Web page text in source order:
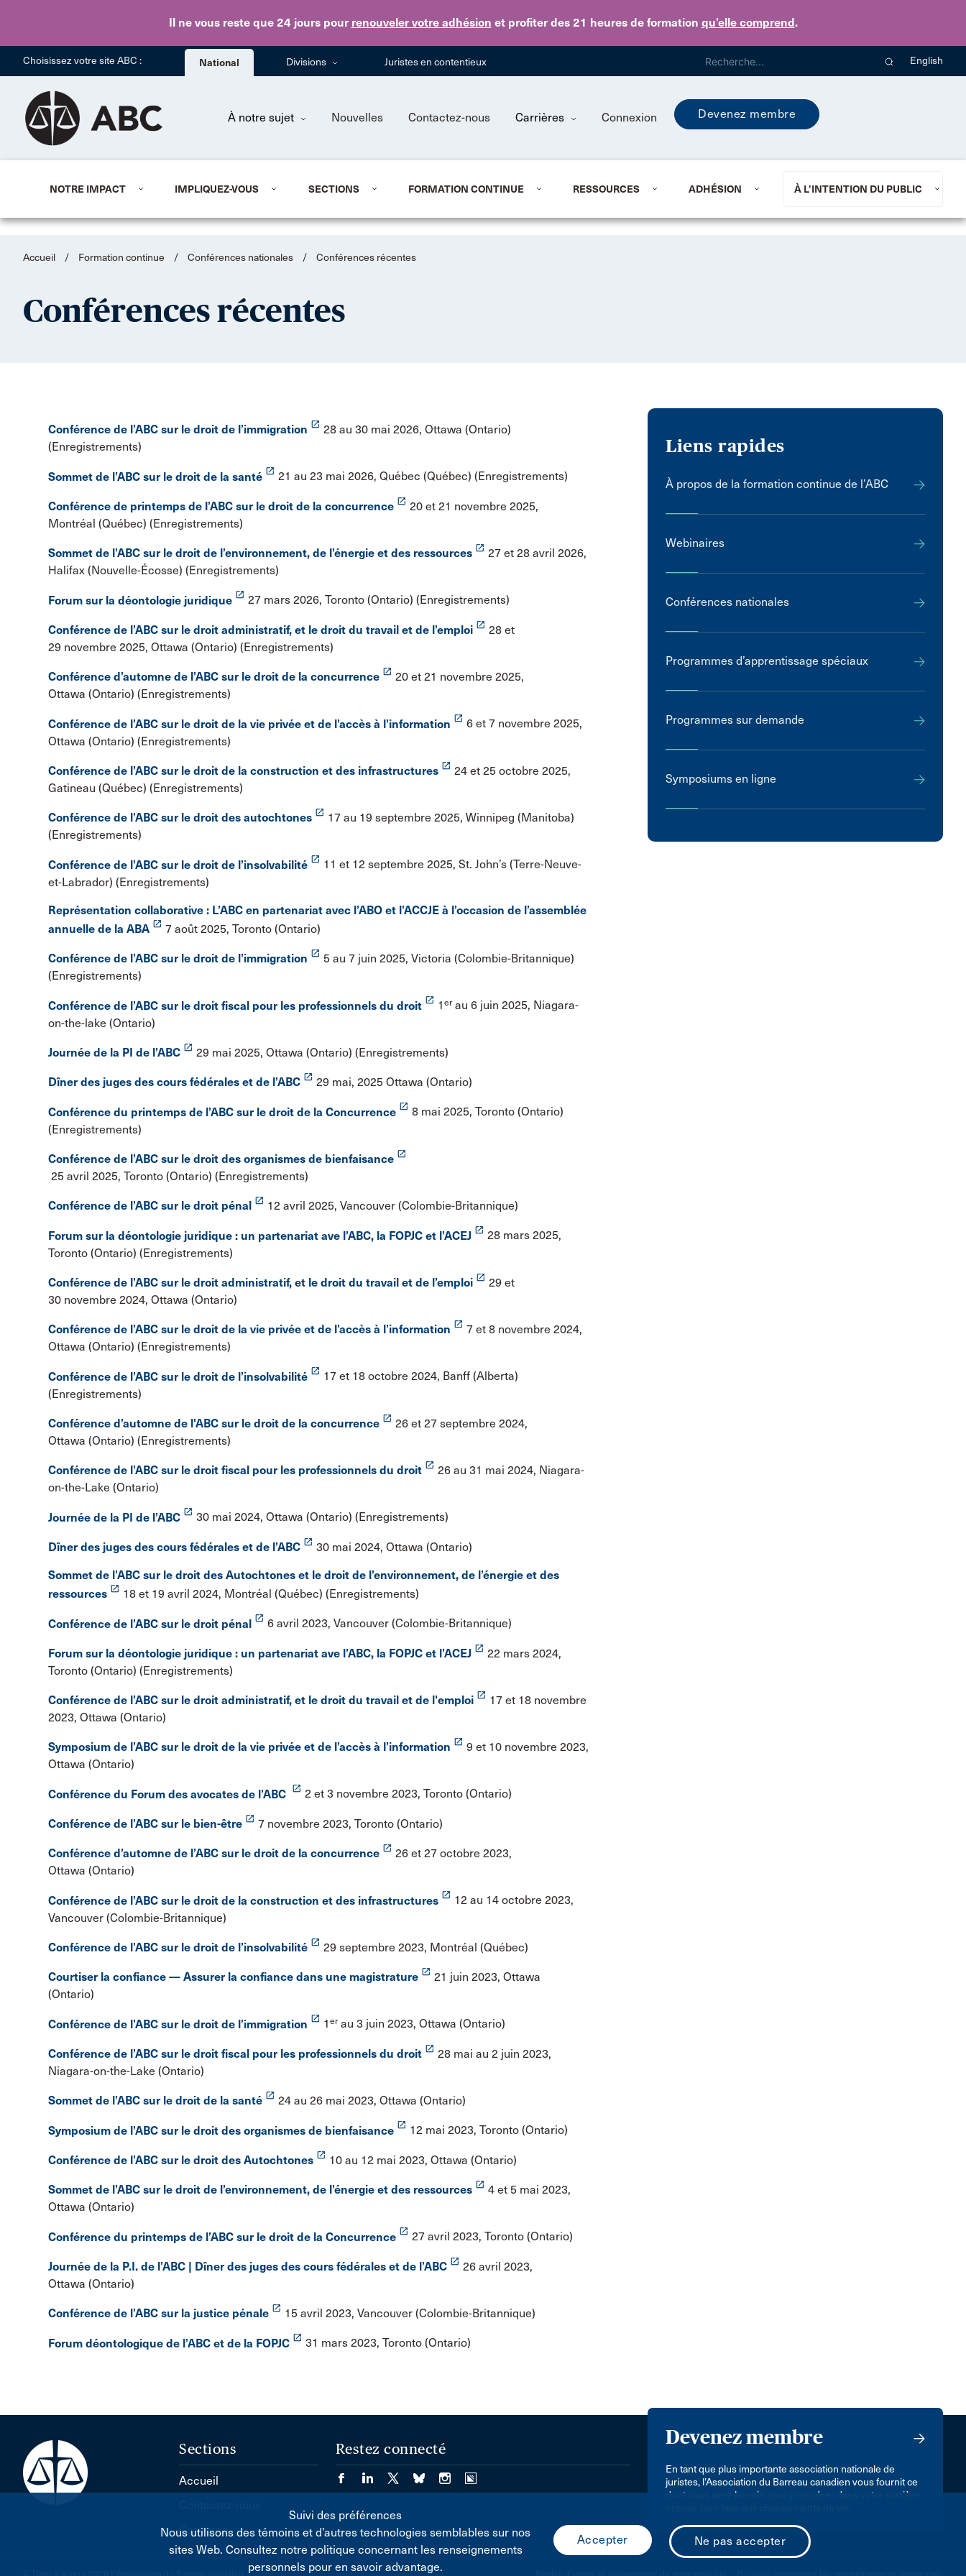
Il ne vous reste que 24 jourspour renouveler votre adhésion et profiter des 21 heures de formation qu’elle comprend.
Skip to main content
Choisissez votre site ABC : National Divisions Juristes en contentieux English
À notre sujet Nouvelles Contactez-nous Carrières Connexion Devenez membre
NOTRE IMPACT IMPLIQUEZ-VOUS SECTIONS FORMATION CONTINUE RESSOURCES ADHÉSION À L’INTENTION DU PUBLIC
Accueil / Formation continue / Conférences nationales / Conférences récentes
Conférences récentes
Conférence de l’ABC sur le droit de l’immigration launch 28 au 30 mai 2026, Ottawa (Ontario)
(Enregistrements)
Sommet de l’ABC sur le droit de la santé launch 21 au 23 mai 2026, Québec (Québec) (Enregistrements)
Conférence de printemps de l’ABC sur le droit de la concurrence launch 20 et 21 novembre 2025,
Montréal (Québec) (Enregistrements)
Sommet de l’ABC sur le droit de l’environnement, de l’énergie et des ressources launch 27 et 28 avril 2026,
Halifax (Nouvelle-Écosse) (Enregistrements)
Forum sur la déontologie juridique launch 27 mars 2026, Toronto (Ontario) (Enregistrements)
Conférence de l’ABC sur le droit administratif, et le droit du travail et de l’emploi launch 28 et
29 novembre 2025, Ottawa (Ontario) (Enregistrements)
Conférence d’automne de l’ABC sur le droit de la concurrence launch 20 et 21 novembre 2025,
Ottawa (Ontario) (Enregistrements)
Conférence de l’ABC sur le droit de la vie privée et de l’accès à l’information launch 6 et 7 novembre 2025,
Ottawa (Ontario) (Enregistrements)
Conférence de l’ABC sur le droit de la construction et des infrastructures launch 24 et 25 octobre 2025,
Gatineau (Québec) (Enregistrements)
Conférence de l’ABC sur le droit des autochtones launch 17 au 19 septembre 2025, Winnipeg (Manitoba)
(Enregistrements)
Conférence de l’ABC sur le droit de l’insolvabilité launch 11 et 12 septembre 2025, St. John’s (Terre-Neuve-
et-Labrador) (Enregistrements)
Représentation collaborative : L’ABC en partenariat avec l’ABO et l’ACCJE à l’occasion de l’assemblée
annuelle de la ABA launch 7 août 2025, Toronto (Ontario)
Conférence de l’ABC sur le droit de l’immigration launch 5 au 7 juin 2025, Victoria (Colombie-Britannique)
(Enregistrements)
Conférence de l’ABC sur le droit fiscal pour les professionnels du droit launch 1 erau 6 juin 2025, Niagara-
on-the-lake (Ontario)
Journée de la PI de l’ABC launch 29 mai 2025, Ottawa (Ontario) (Enregistrements)
Dîner des juges des cours fédérales et de l’ABC launch 29 mai, 2025 Ottawa (Ontario)
Conférence du printemps de l’ABC sur le droit de la Concurrence launch 8 mai 2025, Toronto (Ontario)
(Enregistrements)
Conférence de l’ABC sur le droit des organismes de bienfaisance launch
25 avril 2025, Toronto (Ontario) (Enregistrements)
Conférence de l’ABC sur le droit pénal launch 12 avril 2025, Vancouver (Colombie-Britannique)
Forum sur la déontologie juridique : un partenariat ave l’ABC, la FOPJC et l’ACEJ launch 28 mars 2025,
Toronto (Ontario) (Enregistrements)
Conférence de l’ABC sur le droit administratif, et le droit du travail et de l’emploi launch 29 et
30 novembre 2024, Ottawa (Ontario)
Conférence de l’ABC sur le droit de la vie privée et de l’accès à l’information launch 7 et 8 novembre 2024,
Ottawa (Ontario) (Enregistrements)
Conférence de l’ABC sur le droit de l’insolvabilité launch 17 et 18 octobre 2024, Banff (Alberta)
(Enregistrements)
Conférence d’automne de l'ABC sur le droit de la concurrence launch 26 et 27 septembre 2024,
Ottawa (Ontario) (Enregistrements)
Conférence de l’ABC sur le droit fiscal pour les professionnels du droit launch 26 au 31 mai 2024, Niagara-
on-the-Lake (Ontario)
Journée de la PI de l’ABC launch 30 mai 2024, Ottawa (Ontario) (Enregistrements)
Dîner des juges des cours fédérales et de l’ABC launch 30 mai 2024, Ottawa (Ontario)
Sommet de l’ABC sur le droit des Autochtones et le droit de l’environnement, de l’énergie et des
ressources launch 18 et 19 avril 2024, Montréal (Québec) (Enregistrements)
Conférence de l’ABC sur le droit pénal launch 6 avril 2023, Vancouver (Colombie-Britannique)
Forum sur la déontologie juridique : un partenariat ave l’ABC, la FOPJC et l’ACEJ launch 22 mars 2024,
Toronto (Ontario) (Enregistrements)
Conférence de l’ABC sur le droit administratif, et le droit du travail et de l'emploi launch 17 et 18 novembre
2023, Ottawa (Ontario)
Symposium de l’ABC sur le droit de la vie privée et de l’accès à l’information launch 9 et 10 novembre 2023,
Ottawa (Ontario)
Conférence du Forum des avocates de l’ABC launch 2 et 3 novembre 2023, Toronto (Ontario)
Conférence de l’ABC sur le bien-être launch 7 novembre 2023, Toronto (Ontario)
Conférence d’automne de l’ABC sur le droit de la concurrence launch 26 et 27 octobre 2023,
Ottawa (Ontario)
Conférence de l’ABC sur le droit de la construction et des infrastructures launch 12 au 14 octobre 2023,
Vancouver (Colombie-Britannique)
Conférence de l’ABC sur le droit de l’insolvabilité launch 29 septembre 2023, Montréal (Québec)
Courtiser la confiance — Assurer la confiance dans une magistrature launch 21 juin 2023, Ottawa
(Ontario)
Conférence de l’ABC sur le droit de l’immigration launch 1 erau 3 juin 2023, Ottawa (Ontario)
Conférence de l’ABC sur le droit fiscal pour les professionnels du droit launch 28 mai au 2 juin 2023,
Niagara-on-the-Lake (Ontario)
Sommet de l’ABC sur le droit de la santé launch 24 au 26 mai 2023, Ottawa (Ontario)
Symposium de l’ABC sur le droit des organismes de bienfaisance launch 12 mai 2023, Toronto (Ontario)
Conférence de l’ABC sur le droit des Autochtones launch 10 au 12 mai 2023, Ottawa (Ontario)
Sommet de l’ABC sur le droit de l’environnement, de l’énergie et des ressources launch 4 et 5 mai 2023,
Ottawa (Ontario)
Conférence du printemps de l’ABC sur le droit de la Concurrence launch 27 avril 2023, Toronto (Ontario)
Journée de la P.I. de l’ABC | Dîner des juges des cours fédérales et de l’ABC launch 26 avril 2023,
Ottawa (Ontario)
Conférence de l’ABC sur la justice pénale launch 15 avril 2023, Vancouver (Colombie-Britannique)
Forum déontologique de l’ABC et de la FOPJC launch 31 mars 2023, Toronto (Ontario)
Liens rapides
À propos de la formation continue de l’ABC
Webinaires
Conférences nationales
Programmes d’apprentissage spéciaux
Programmes sur demande
Symposiums en ligne
Devenez membre
En tant que plus importante association nationale de
juristes, l’Association du Barreau canadien vous fournit ce
dont vous avez besoin pour prospérer dans votre carrière
Sections
Accueil
Carrières
Restez connecté
Suivi des préférences
Nous utilisons des témoins et d’autres technologies semblables sur nos
sites Web. Consultez notre politique concernant les renseignements
personnels pour en savoir advantage.